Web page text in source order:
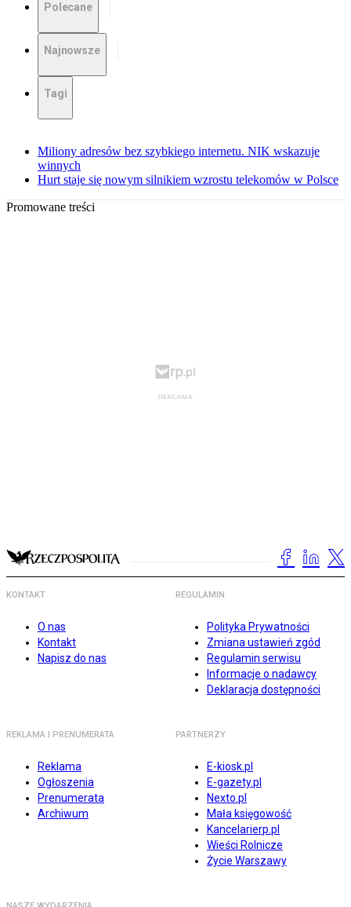
Polecane
Najnowsze
Tagi
Miliony adresów bez szybkiego internetu. NIK wskazuje
winnych
Hurt staje się nowym silnikiem wzrostu telekomów w Polsce
Promowane treści
KONTAKT
O nas
Kontakt
Napisz do nas
REGULAMIN
Polityka Prywatności
Zmiana ustawień zgód
Regulamin serwisu
Informacje o nadawcy
Deklaracja dostępności
REKLAMA I PRENUMERATA
Reklama
Ogłoszenia
Prenumerata
Archiwum
PARTNERZY
E-kiosk.pl
E-gazety.pl
Nexto.pl
Mała księgowość
Kancelarierp.pl
Wieści Rolnicze
Życie Warszawy